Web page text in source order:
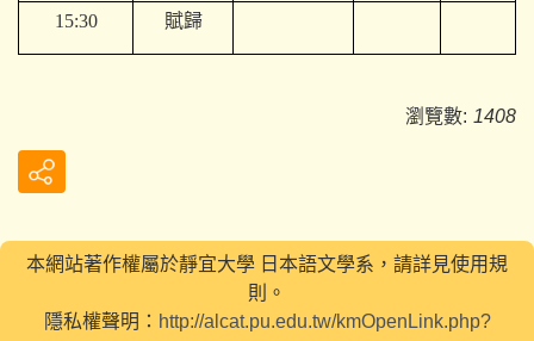
15:30 賦歸
瀏覽數: 1408
本網站著作權屬於靜宜大學 日本語文學系，請詳見使用規
則。
隱私權聲明： http://alcat.pu.edu.tw/kmOpenLink.php?